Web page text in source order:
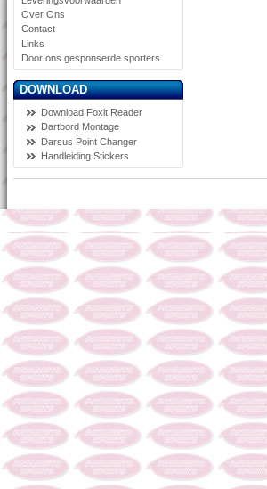
Over Ons
Contact
Links
Door ons gesponserde sporters
DOWNLOAD
Download Foxit Reader
Dartbord Montage
Darsus Point Changer
Handleiding Stickers